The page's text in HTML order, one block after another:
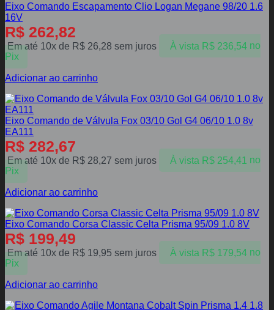
Eixo Comando Escapamento Clio Logan Megane 98/20 1.6
16V
R$ 262,82
Em até 10x de R$ 26,28 sem juros À vista R$236,54 no
Pix
Adicionar ao carrinho
Eixo Comando de Válvula Fox 03/10 Gol G4 06/10 1.0 8v
EA111
R$ 282,67
Em até 10x de R$ 28,27 sem juros À vista R$254,41 no
Pix
Adicionar ao carrinho
Eixo Comando Corsa Classic Celta Prisma 95/09 1.0 8V
R$ 199,49
Em até 10x de R$ 19,95 sem juros À vista R$179,54 no
Pix
Adicionar ao carrinho